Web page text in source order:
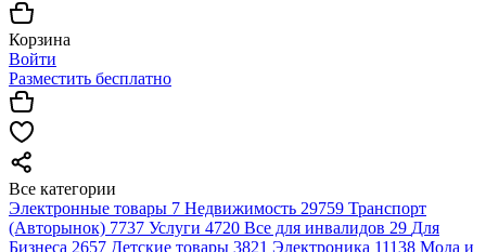
Корзина
Войти
Разместить бесплатно
Все категории
Электронные товары 7 Недвижимость 29759 Транспорт
(Авторынок) 7737 Услуги 4720 Все для инвалидов 29 Для
Бизнеса 2657 Детские товары 3821 Электроника 11138 Мода и